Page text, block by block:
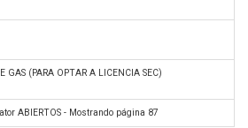
GAS (PARA OPTAR A LICENCIA SEC)
ABIERTOS - Mostrando página 87